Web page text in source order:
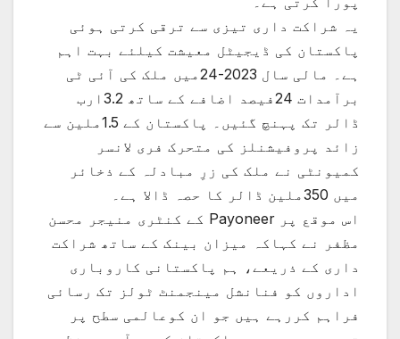
یہ شراکت داری تیزی سے ترقی کرتی ہوئی
پاکستان کی ڈیجیٹل معیشت کیلئے بہت اہم
ہے۔ مالی سال 2023-24میں ملک کی آئی ٹی
برآمدات 24فیصد اضافے کے ساتھ 3.2ارب
ڈالر تک پہنچ گئیں۔ پاکستان کے 1.5ملین سے
زائد پروفیشنلز کی متحرک فری لانسر
کمیونٹی نے ملک کی زرِ مبادلہ کے ذخائر
میں 350ملین ڈالر کا حصہ ڈالا ہے۔
اس موقع پر Payoneer کے کنٹری منیجر محسن
مظفر نے کہاکہ میزان بینک کے ساتھ شراکت
داری کے ذریعے، ہم پاکستانی کاروباری
اداروں کو فنانشل مینجمنٹ ٹولز تک رسائی
فراہم کررہے ہیں جو ان کوعالمی سطح پر